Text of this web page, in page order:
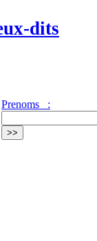
dits
Prenoms :